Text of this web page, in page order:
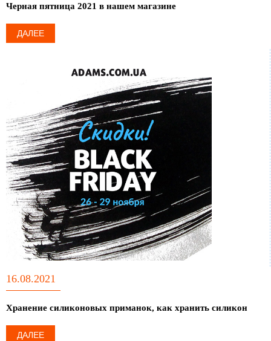
Черная пятница 2021 в нашем магазине
ДАЛЕЕ
16.08.2021
Хранение силиконовых приманок, как хранить силикон
ДАЛЕЕ